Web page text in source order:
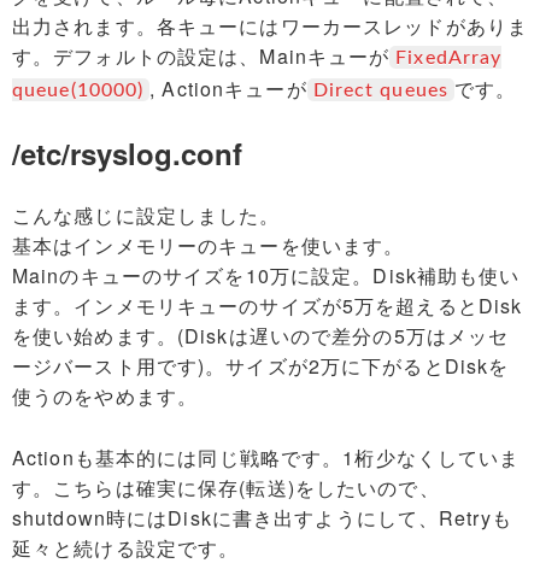
出力されます。各キューにはワーカースレッドがありま
す。デフォルトの設定は、Mainキューが FixedArray
queue(10000) , Actionキューが Direct queues です。
/etc/rsyslog.conf
こんな感じに設定しました。
基本はインメモリーのキューを使います。
Mainのキューのサイズを10万に設定。Disk補助も使い
ます。インメモリキューのサイズが5万を超えるとDisk
を使い始めます。(Diskは遅いので差分の5万はメッセ
ージバースト用です)。サイズが2万に下がるとDiskを
使うのをやめます。
Actionも基本的には同じ戦略です。1桁少なくしていま
す。こちらは確実に保存(転送)をしたいので、
shutdown時にはDiskに書き出すようにして、Retryも
延々と続ける設定です。